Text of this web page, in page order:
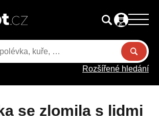
Rozšířené hledání